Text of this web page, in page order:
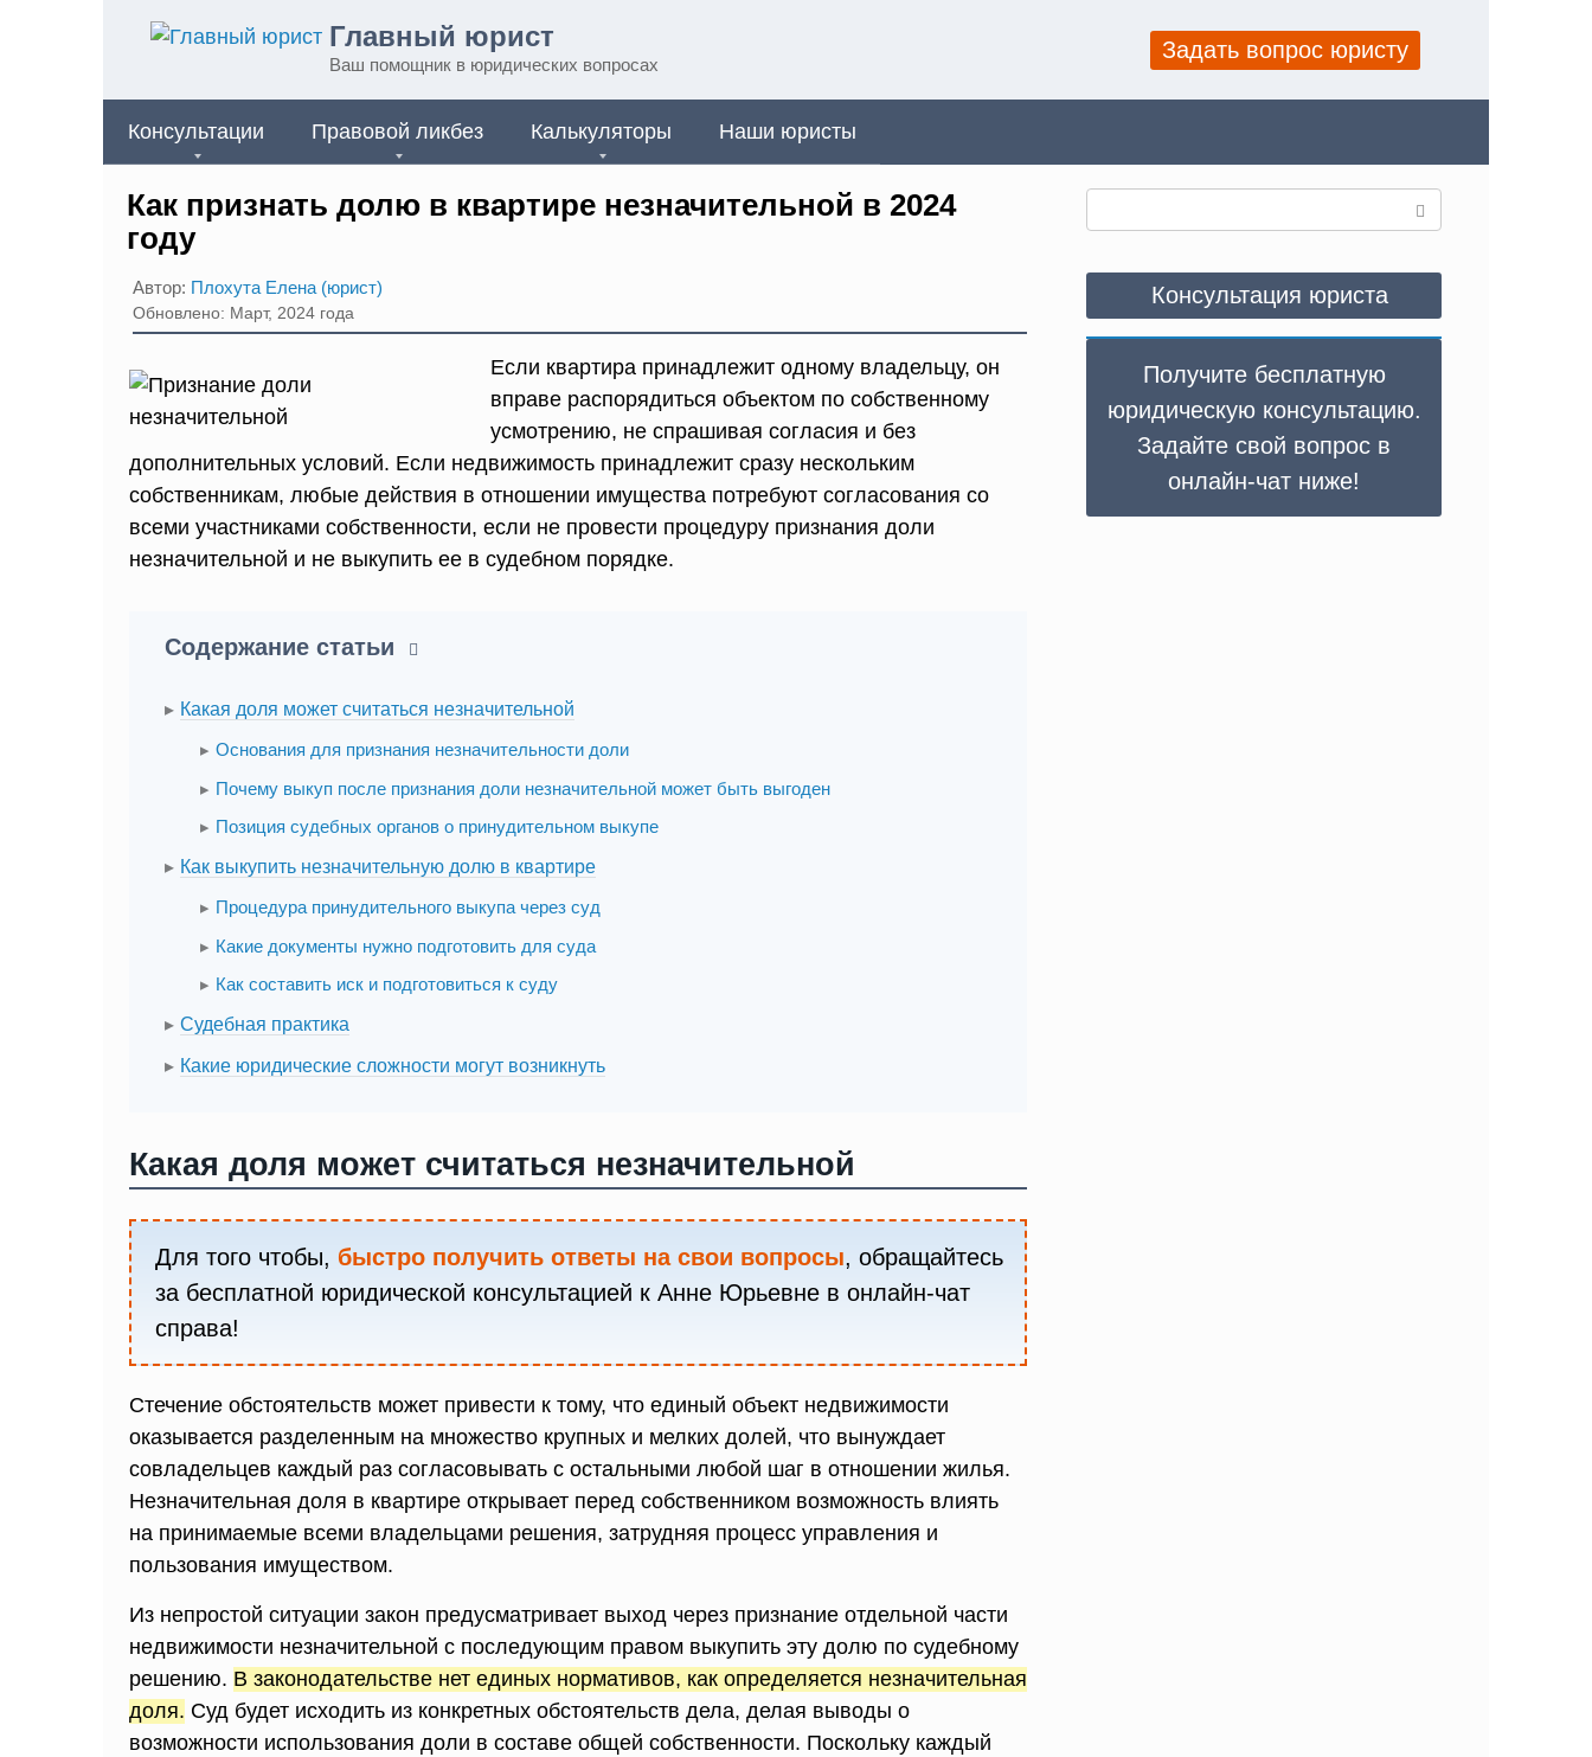
Главный юрист
Ваш помощник в юридических вопросах
Задать вопрос юристу
Консультации Правовой ликбез Калькуляторы Наши юристы
Как признать долю в квартире незначительной в 2024
году
Автор: Плохута Елена (юрист)
Обновлено: Март, 2024 года
Если квартира принадлежит одному владельцу, он
вправе распорядиться объектом по собственному
усмотрению, не спрашивая согласия и без
дополнительных условий. Если недвижимость принадлежит сразу нескольким
собственникам, любые действия в отношении имущества потребуют согласования со
всеми участниками собственности, если не провести процедуру признания доли
незначительной и не выкупить ее в судебном порядке.
Содержание статьи
Какая доля может считаться незначительной
Основания для признания незначительности доли
Почему выкуп после признания доли незначительной может быть выгоден
Позиция судебных органов о принудительном выкупе
Как выкупить незначительную долю в квартире
Процедура принудительного выкупа через суд
Какие документы нужно подготовить для суда
Как составить иск и подготовиться к суду
Судебная практика
Какие юридические сложности могут возникнуть
Какая доля может считаться незначительной
Для того чтобы, быстро получить ответы на свои вопросы, обращайтесь
за бесплатной юридической консультацией к Анне Юрьевне в онлайн-чат
справа!
Стечение обстоятельств может привести к тому, что единый объект недвижимости
оказывается разделенным на множество крупных и мелких долей, что вынуждает
совладельцев каждый раз согласовывать с остальными любой шаг в отношении жилья.
Незначительная доля в квартире открывает перед собственником возможность влиять
на принимаемые всеми владельцами решения, затрудняя процесс управления и
пользования имуществом.
Из непростой ситуации закон предусматривает выход через признание отдельной части
недвижимости незначительной с последующим правом выкупить эту долю по судебному
решению. В законодательстве нет единых нормативов, как определяется незначительная
доля. Суд будет исходить из конкретных обстоятельств дела, делая выводы о
возможности использования доли в составе общей собственности. Поскольку каждый
Консультация юриста
Получите бесплатную
юридическую консультацию.
Задайте свой вопрос в
онлайн-чат ниже!